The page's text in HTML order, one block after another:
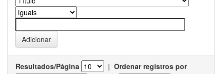
Resultados/Página | Ordenar registros por